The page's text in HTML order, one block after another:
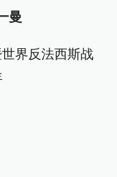
曼
界反法西斯战